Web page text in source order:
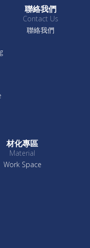
聯絡我們
Contact Us
聯絡我們
材化專區
Material
Work Space